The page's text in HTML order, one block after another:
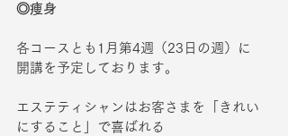
◎痩身
各コースとも1月第4週（23日の週）に
開講を予定しております。
エステティシャンはお客さまを「きれい
にすること」で喜ばれる